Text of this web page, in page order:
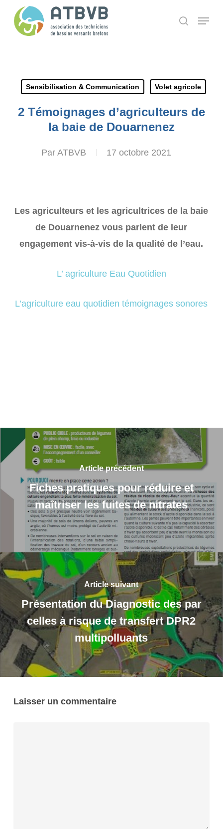
search
Menu
Sensibilisation & Communication Volet agricole
2 Témoignages d’agriculteurs de
la baie de Douarnenez
Par ATBVB 17 octobre 2021
Les agriculteurs et les agricultrices de la baie
de Douarnenez vous parlent de leur
engagement vis-à-vis de la qualité de l’eau.
L’ agriculture Eau Quotidien
L’agriculture eau quotidien témoignages sonores
Article précédent
Fiches pratiques pour réduire et
maîtriser les fuites de nitrates
Article suivant
Présentation du Diagnostic des par
celles à risque de transfert DPR2
multipolluants
Laisser un commentaire
Panneau de gestion des cookies